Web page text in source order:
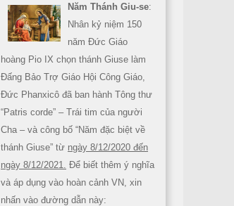
Năm Thánh Giu-se:
Nhân kỷ niệm 150
năm Đức Giáo
hoàng Pio IX chọn thánh Giuse làm
Đấng Bảo Trợ Giáo Hội Công Giáo,
Đức Phanxicô đã ban hành Tông thư
“Patris corde” – Trái tim của người
Cha – và công bố “Năm đặc biệt về
thánh Giuse” từ ngày 8/12/2020 đến
ngày 8/12/2021. Để biết thêm ý nghĩa
và áp dụng vào hoàn cảnh VN, xin
nhấn vào đường dẫn này: